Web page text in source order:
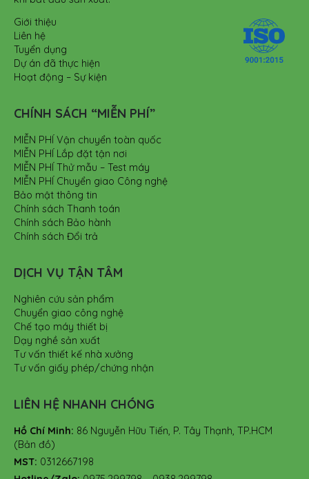
Giới thiệu
Liên hệ
Tuyển dụng
Dự án đã thực hiện
Hoạt động – Sự kiện
CHÍNH SÁCH “MIỄN PHÍ”
MIỄN PHÍ Vận chuyển toàn quốc
MIỄN PHÍ Lắp đặt tận nơi
MIỄN PHÍ Thử mẫu – Test máy
MIỄN PHÍ Chuyển giao Công nghệ
Bảo mật thông tin
Chính sách Thanh toán
Chính sách Bảo hành
Chính sách Đổi trả
DỊCH VỤ TẬN TÂM
Nghiên cứu sản phẩm
Chuyển giao công nghệ
Chế tạo máy thiết bị
Dạy nghề sản xuất
Tư vấn thiết kế nhà xưởng
Tư vấn giấy phép/chứng nhận
LIÊN HỆ NHANH CHÓNG
Hồ Chí Minh: 86 Nguyễn Hữu Tiến, P. Tây Thạnh, TP.HCM
(Bản đồ)
MST: 0312667198